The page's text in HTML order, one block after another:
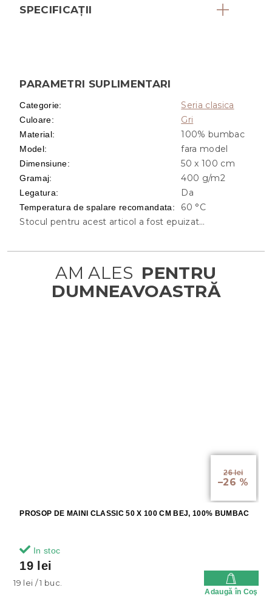
26 lei
–26 %
PROSOP DE MAINI CLASSIC 50 X 100 CM BEJ, 100% BUMBAC
In stoc
19 lei
Evaluare
19 lei / 1 buc.
Adaugă în Coş
SPECIFICAȚII
PARAMETRI SUPLIMENTARI
Categorie: Seria clasica
Culoare: Gri
Material: 100% bumbac
Model: fara model
Dimensiune: 50 x 100 cm
Gramaj: 400 g/m2
Legatura: Da
Temperatura de spalare recomandata:
60 °C
Stocul pentru acest articol a fost epuizat…